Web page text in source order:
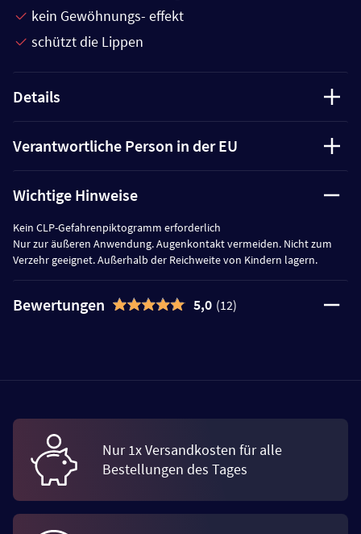
kein Gewöhnungs- effekt
schützt die Lippen
Details
Verantwortliche Person in der EU
Wichtige Hinweise
Kein CLP-Gefahrenpiktogramm erforderlich
Nur zur äußeren Anwendung. Augenkontakt vermeiden. Nicht zum
Verzehr geeignet. Außerhalb der Reichweite von Kindern lagern.
Bewertungen 5,0 (12)
Nur 1x Versandkosten für alle
Bestellungen des Tages